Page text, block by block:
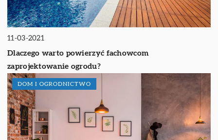
11-03-2021
Dlaczego warto powierzyć fachowcom
zaprojektowanie ogrodu?
DOM I OGRODNICTWO